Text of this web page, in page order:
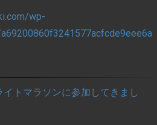
wp-
トマラソンに参加してきまし